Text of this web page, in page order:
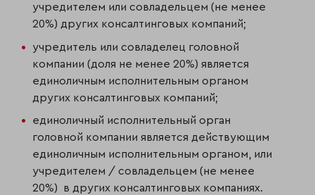
учредителем или совладельцем (не менее
20%) других консалтинговых компаний;
учредитель или совладелец головной
компании (доля не менее 20%) является
единоличным исполнительным органом
других консалтинговых компаний;
единоличный исполнительный орган
головной компании является действующим
единоличным исполнительным органом, или
учредителем / совладельцем (не менее
20%) в других консалтинговых компаниях.